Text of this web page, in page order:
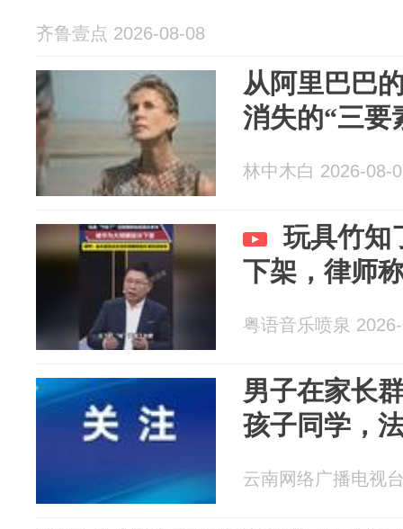
齐鲁壹点 2026-08-08
从阿里巴巴
消失的“三要
林中木白 2026-08-
玩具竹知
下架，律师
粤语音乐喷泉
男子在家长
孩子同学，
云南网络广播电视